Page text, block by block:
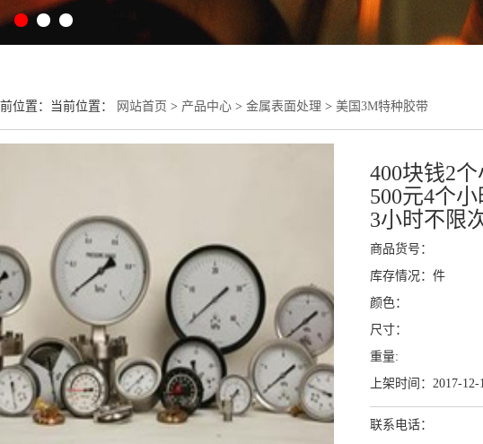
位置：当前位置： 网站首页 > 产品中心> 金属表面处理 > 美国3M特种胶带
400块钱2
500元4个
3小时不限
商品货号：
库存情况：件
颜色：
尺寸：
重量:
上架时间：2017-12-
联系电话：